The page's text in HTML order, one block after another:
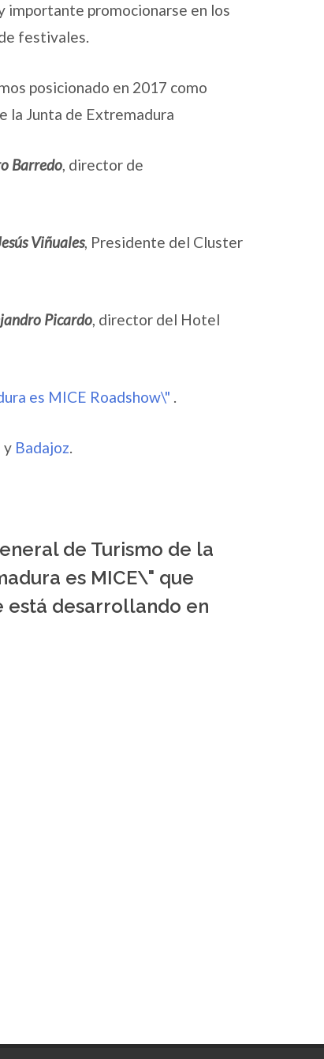
importante promocionarse en los
festivales.
posicionado en 2017 como
la Junta de Extremadura
Barredo, director de
Viñuales, Presidente del Cluster
Picardo, director del Hotel
es MICE Roadshow\" .
y Badajoz.
de Turismo de la
es MICE\" que
está desarrollando en